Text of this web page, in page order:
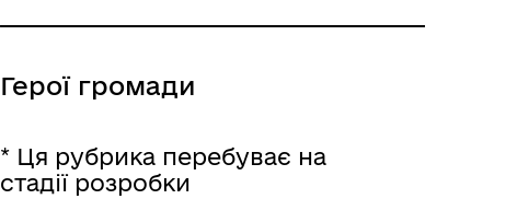
Герої громади
* Ця рубрика перебуває на
стадії розробки